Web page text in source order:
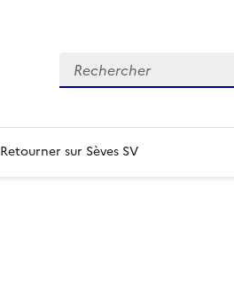
Rechercher
Retourner sur Sèves SV